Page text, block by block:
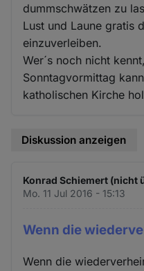
dummschwätzen zu
Lust und Laune gratis
einzuverleiben.
Wer´s noch nicht
Sonntagvormittag
katholischen Kirche
Diskussion anzeigen
Konrad Schiemert (nicht
Mo. 11 Jul 2016 - 15:13
Wenn die
Wenn die